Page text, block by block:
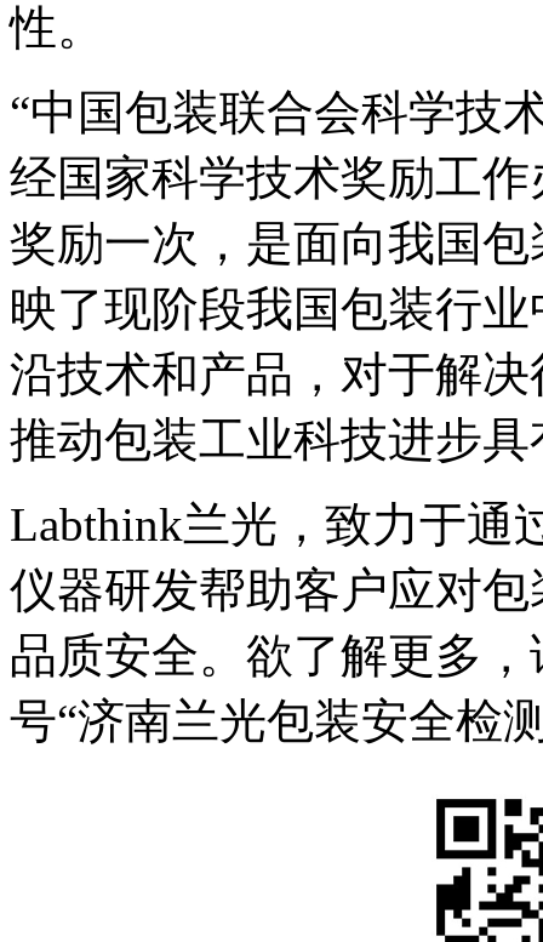
性。
“中国包装联合会科学技
经国家科学技术奖励工
奖励一次，是面向我国
映了现阶段我国包装行
沿技术和产品，对于解
推动包装工业科技进步
Labthink兰光，致力于通
仪器研发帮助客户应对
品质安全。欲了解更多
号“济南兰光包装安全检